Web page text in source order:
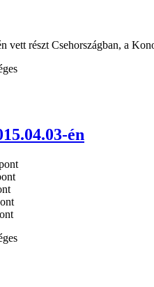
vett részt Csehországban, a
én